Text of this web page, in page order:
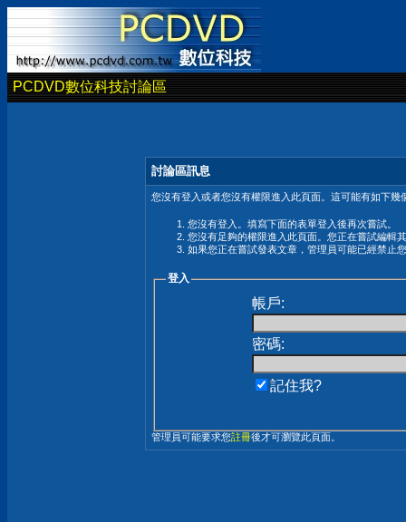
PCDVD數位科技討論區
討論區訊息
您沒有登入或者您沒有權限進入此頁面。這可能有如下幾
您沒有登入。填寫下面的表單登入後再次嘗試。
您沒有足夠的權限進入此頁面。您正在嘗試編輯
如果您正在嘗試發表文章，管理員可能已經禁止
登入
帳戶:
密碼:
記住我?
管理員可能要求您註冊後才可瀏覽此頁面。